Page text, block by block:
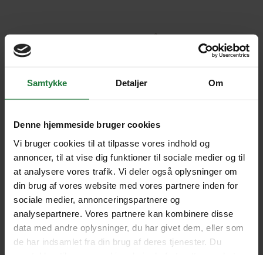
Samtykke Detaljer Om
Denne hjemmeside bruger cookies
Vi bruger cookies til at tilpasse vores indhold og
annoncer, til at vise dig funktioner til sociale medier og til
at analysere vores trafik. Vi deler også oplysninger om
din brug af vores website med vores partnere inden for
sociale medier, annonceringspartnere og
analysepartnere. Vores partnere kan kombinere disse
data med andre oplysninger, du har givet dem, eller som
de har indsamlet fra din brug af deres tjenester. Du
REJSELEDERE PÅ REJSEN
Anna Monica Villa Birgit Holloway
SE PROFIL